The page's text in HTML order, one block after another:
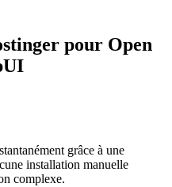
pour Open
grâce à une
installation manuelle
complexe.